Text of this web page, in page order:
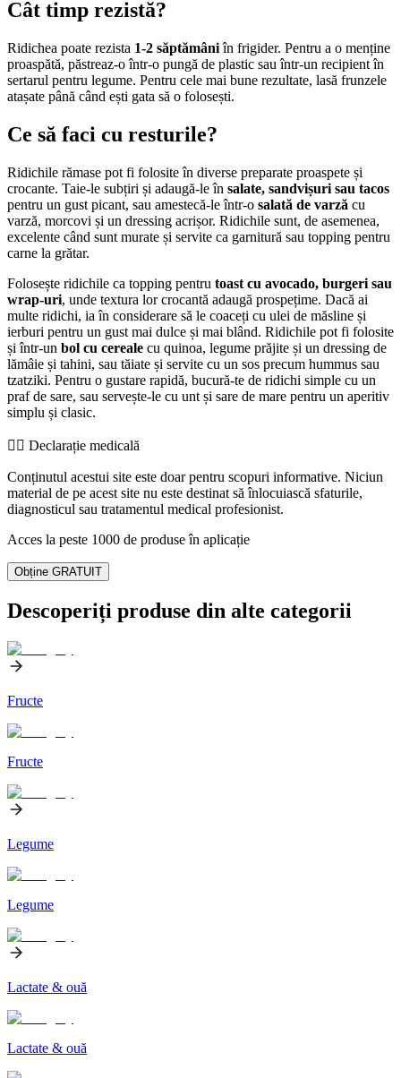
Cât timp rezistă?
Ridichea poate rezista 1-2 săptămâniîn frigider. Pentru a o menține
proaspătă, păstreaz-o într-o pungă de plastic sau într-un recipient în
sertarul pentru legume. Pentru cele mai bune rezultate, lasă frunzele
atașate până când ești gata să o folosești.
Ce să faci cu resturile?
Ridichile rămase pot fi folosite în diverse preparate proaspete și
crocante. Taie-le subțiri și adaugă-le în salate, sandvișuri sau tacos
pentru un gust picant, sau amestecă-le într-o salată de varză cu
varză, morcovi și un dressing acrișor. Ridichile sunt, de asemenea,
excelente când sunt murate și servite ca garnitură sau topping pentru
carne la grătar.
Folosește ridichile ca topping pentru toast cu avocado, burgeri sau
wrap-uri, unde textura lor crocantă adaugă prospețime. Dacă ai
multe ridichi, ia în considerare să le coaceți cu ulei de măsline și
ierburi pentru un gust mai dulce și mai blând. Ridichile pot fi folosite
și într-un bol cu cereale cu quinoa, legume prăjite și un dressing de
lămâie și tahini, sau tăiate și servite cu un sos precum hummus sau
tzatziki. Pentru o gustare rapidă, bucură-te de ridichi simple cu un
praf de sare, sau servește-le cu unt și sare de mare pentru un aperitiv
simplu și clasic.
👨‍⚕️️ Declarație medicală
Conținutul acestui site este doar pentru scopuri informative. Niciun
material de pe acest site nu este destinat să înlocuiască sfaturile,
diagnosticul sau tratamentul medical profesionist.
Acces la peste 1000 de produse în aplicație
Obține GRATUIT
Descoperiți produse din alte categorii
Fructe
Fructe
Legume
Legume
Lactate & ouă
Lactate & ouă